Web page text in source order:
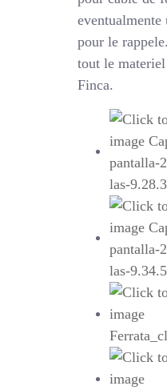
eventualmente
pour le
tout le
Finca.